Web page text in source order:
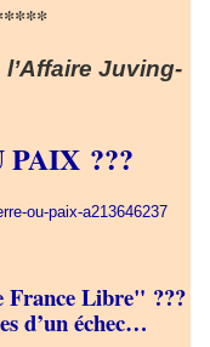
Juving-
PAIX ???
ou-paix-a213646237
France Libre" ???
d’un échec…